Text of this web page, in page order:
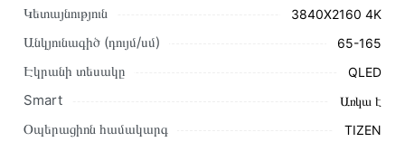
Այս ապրանքը գնելու համար սեղմեք
զամբյուղին»
կամ սեղմեք
Կարող եք նաև պատվիրել՝ զանգահարելով կայքում նշված
կոնտակտային համարներին։
Կայքում տվյալ ապրանքի՝ Հեռուստացույց SAMSUNG
Կետայնություն 3840X2160 4K
Անկյունագիծ (դույմ/սմ) 65-165
Էկրանի տեսակը QLED
Smart Առկա է
Օպերացիոն համակարգ TIZEN